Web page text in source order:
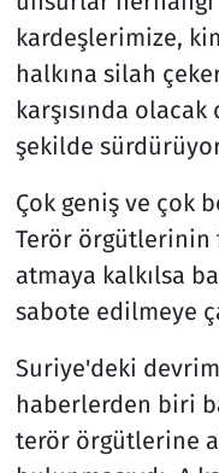
kardeşlerimize,
halkına silah
karşısında
şekilde
Çok geniş ve çok
Terör örgütlerinin
atmaya kalkılsa
sabote edilmeye
Suriye'deki
haberlerden biri
terör örgütlerine